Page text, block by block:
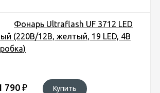
Фонарь Ultraflash UF 3712 LED
(220В/12В, желтый, 19 LED, 4В
790₽
Купить